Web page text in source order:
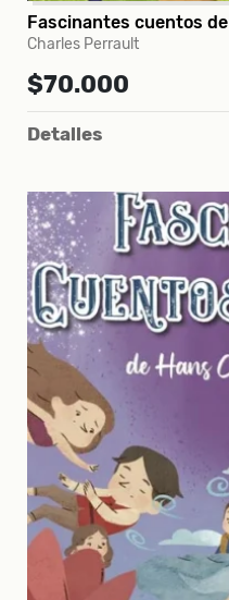
Fascinantes cuentos
Charles Perrault
$70.000
Detalles